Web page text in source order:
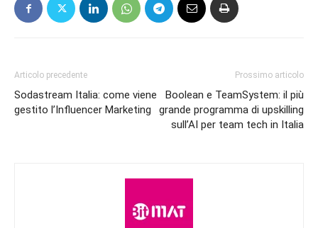
Articolo precedente
Sodastream Italia: come viene
gestito l’Influencer Marketing
Prossimo articolo
Boolean e TeamSystem: il più
grande programma di upskilling
sull’AI per team tech in Italia